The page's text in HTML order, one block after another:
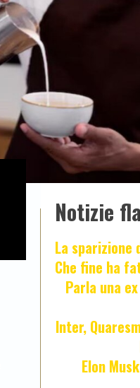
Notizie
La
Che fine ha
Parla una
Inter,
Elon